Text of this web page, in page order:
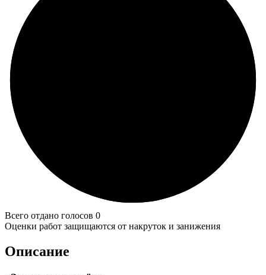
Всего отдано голосов 0
Оценки работ защищаются от накруток и занижения
Описание